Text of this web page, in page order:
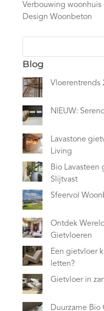
Verbouwing
Design Woonbeton
Blog
Vloerentrends
NIEUW:
Lavastone
Living
Bio Lavasteen
Slijtvast
Sfeervol
Ontdek
Gietvloeren
Een gietvloer
letten?
Gietvloer in
Duurzame